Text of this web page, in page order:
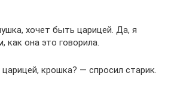
хочет быть царицей. Да, я
как она это говорила.
крошка? — спросил старик.